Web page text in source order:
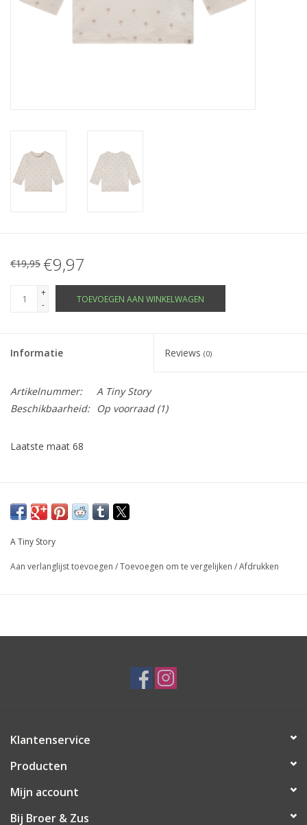
Merken
€19,95 €9,97
+
-
TOEVOEGEN AAN WINKELWAGEN
Informatie Reviews (0)
Artikelnummer:
A Tiny Story
Beschikbaarheid:
Op voorraad(1)
Laatste maat 68
A Tiny Story
Aan verlanglijst toevoegen /Toevoegen om te vergelijken /Afdrukken
Klantenservice
Producten
Mijn account
Bij Broer & Zus